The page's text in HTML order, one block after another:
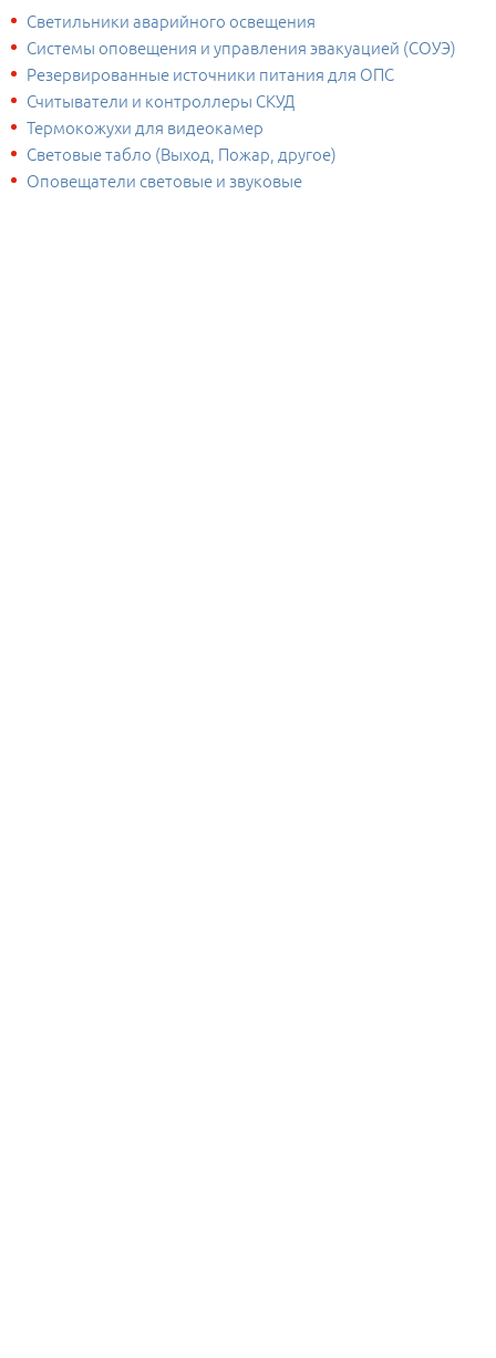
Светильники аварийного освещения
Системы оповещения и управления эвакуацией (СОУЭ)
Резервированные источники питания для ОПС
Считыватели и контроллеры СКУД
Термокожухи для видеокамер
Световые табло (Выход, Пожар, другое)
Оповещатели световые и звуковые